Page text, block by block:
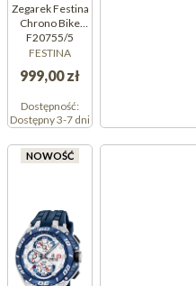
Zegarek Festina
Chrono Bike
F20755/5
(F207555)
FESTINA
999,00 zł
Dostępność:
Dostępny 3-7 dni
NOWOŚĆ